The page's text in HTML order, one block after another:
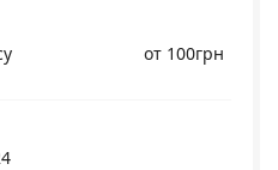
от 100грн